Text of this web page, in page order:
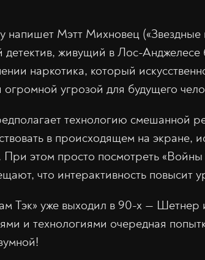
напишет Мэтт Михновец
живущий в Лос-Анджелесе
наркотика, который
огромной угрозой для будущего
технологию смешанной
в происходящем на экране,
этом просто посмотреть «Войны
что интерактивность повысит
Тэк» уже выходил в 90-х — Шетнер
и технологиями очередная